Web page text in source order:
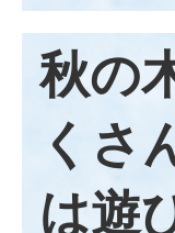
秋の
くさ
は遊